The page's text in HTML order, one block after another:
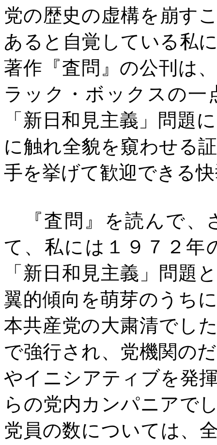
党の歴史の虚構を崩す
あると自覚している私
著作『査問』の公刊は
ラック・ボックスの一
「新日和見主義」問題
に触れ全貌を窺わせる
手を挙げて歓迎できる
『査問』を読んで、
て、私には１９７２年
「新日和見主義」問題
翼的傾向を萌芽のうち
本共産党の大粛清でし
で強行され、党機関の
やイニシアティブを発
らの党内カンパニアで
党員の数については、